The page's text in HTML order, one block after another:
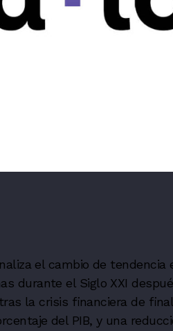
el cambio de
durante el Siglo XXI
la crisis financiera de
del PIB, y una